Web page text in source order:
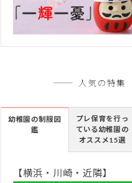
人気の特集
幼稚園の制服図
鑑
プレ保育を行っ
ている幼稚園の
オススメ15選
【横浜・川崎・近隣】